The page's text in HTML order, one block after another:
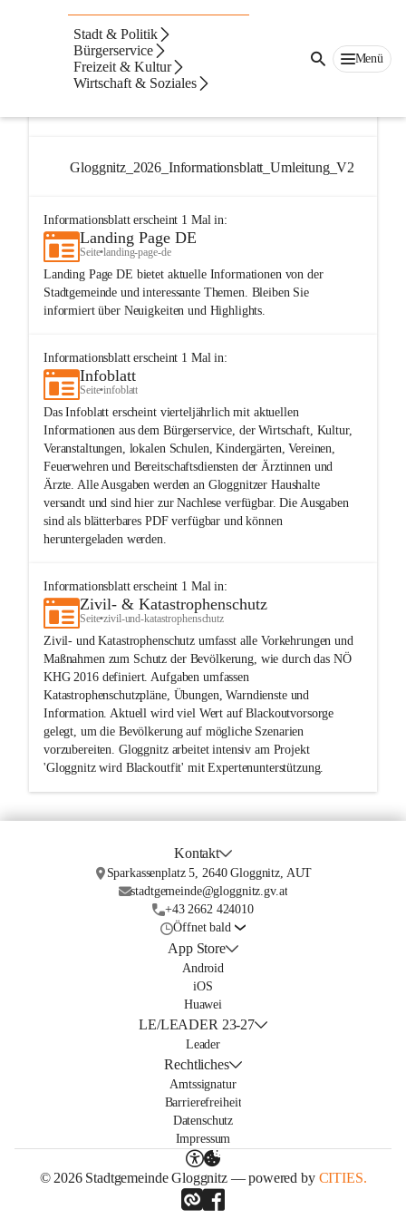
Stadt & Politik
Bürgerservice
Freizeit & Kultur
Wirtschaft & Soziales
Menü
Beste Resultate Dateien
Suchergebnisse
Suchergebnisse:
Gloggnitz_2026_Informationsblatt_Umleitung_V2
Informationsblatterscheint 1 Mal in:
Landing Page DE
Seite•landing-page-de
Landing Page DE bietet aktuelle Informationen von der
Stadtgemeinde und interessante Themen. Bleiben Sie
informiert über Neuigkeiten und Highlights.
Informationsblatterscheint 1 Mal in:
Infoblatt
Seite•infoblatt
Das Infoblatt erscheint vierteljährlich mit aktuellen
Informationen aus dem Bürgerservice, der Wirtschaft, Kultur,
Veranstaltungen, lokalen Schulen, Kindergärten, Vereinen,
Feuerwehren und Bereitschaftsdiensten der Ärztinnen und
Ärzte. Alle Ausgaben werden an Gloggnitzer Haushalte
versandt und sind hier zur Nachlese verfügbar. Die Ausgaben
sind als blätterbares PDF verfügbar und können
heruntergeladen werden.
Informationsblatterscheint 1 Mal in:
Zivil- & Katastrophenschutz
Seite•zivil-und-katastrophenschutz
Zivil- und Katastrophenschutz umfasst alle Vorkehrungen und
Maßnahmen zum Schutz der Bevölkerung, wie durch das NÖ
KHG 2016 definiert. Aufgaben umfassen
Katastrophenschutzpläne, Übungen, Warndienste und
Information. Aktuell wird viel Wert auf Blackoutvorsorge
gelegt, um die Bevölkerung auf mögliche Szenarien
vorzubereiten. Gloggnitz arbeitet intensiv am Projekt
'Gloggnitz wird Blackoutfit' mit Expertenunterstützung.
Kontakt
Sparkassenplatz 5, 2640 Gloggnitz, AUT
stadtgemeinde@gloggnitz.gv.at
+43 2662 424010
Öffnet bald
App Store
Android
iOS
Huawei
LE/LEADER 23-27
Leader
Rechtliches
Amtssignatur
Barrierefreiheit
Datenschutz
Impressum
© 2026 Stadtgemeinde Gloggnitz — powered by CITIES.